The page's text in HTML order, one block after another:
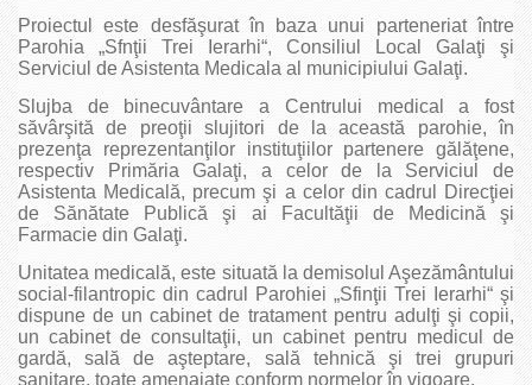
Proiectul este desfăşurat în baza unui parteneriat între
Parohia „Sfnţii Trei Ierarhi“, Consiliul Local Galaţi şi
Serviciul de Asistenta Medicala al municipiului Galaţi.
Slujba de binecuvântare a Centrului medical a fost
săvârşită de preoţii slujitori de la această parohie, în
prezenţa reprezentanţilor instituţiilor partenere gălăţene,
respectiv Primăria Galaţi, a celor de la Serviciul de
Asistenta Medicală, precum şi a celor din cadrul Direcţiei
de Sănătate Publică şi ai Facultăţii de Medicină şi
Farmacie din Galaţi.
Unitatea medicală, este situată la demisolul Aşezământului
social-filantropic din cadrul Parohiei „Sfinţii Trei Ierarhi“ şi
dispune de un cabinet de tratament pentru adulţi şi copii,
un cabinet de consultaţii, un cabinet pentru medicul de
gardă, sală de aşteptare, sală tehnică şi trei grupuri
sanitare, toate amenajate conform normelor în vigoare.